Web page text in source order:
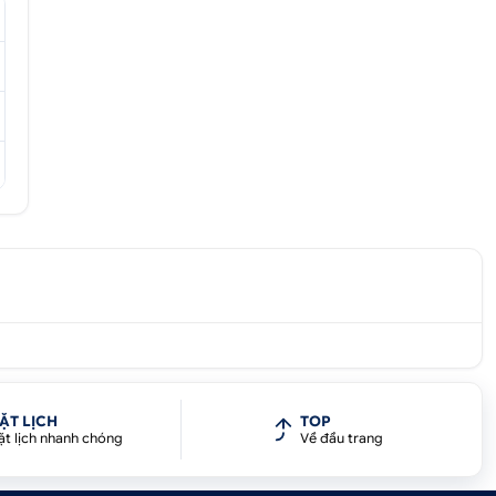
LỊCH
lịch nhanh chóng
TOP
Về đầu trang